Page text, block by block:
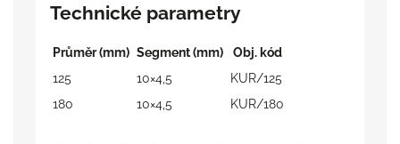
Technické parametry
Průměr (mm) Segment (mm)
Obj. kód
125
10×4,5
KUR/125
180
10×4,5 KUR/180